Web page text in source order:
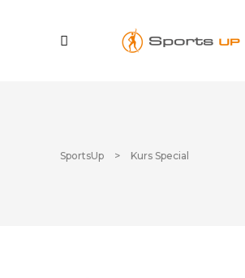
SportsUp > Kurs Special